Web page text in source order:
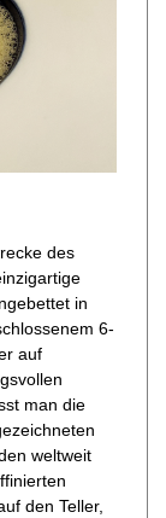
des
in
6-
auf
man die
weltweit
den Teller,